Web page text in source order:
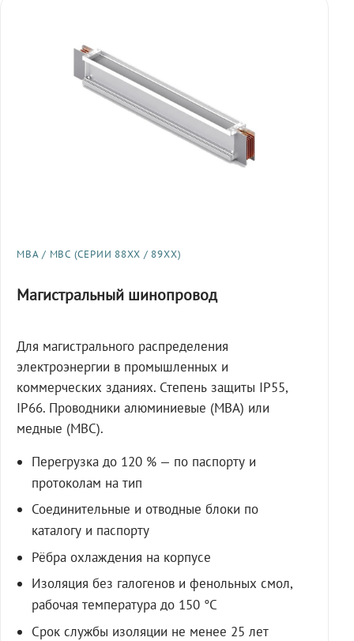
МВА / МВС (СЕРИИ 88XX / 89XX)
Магистральный шинопровод
Для магистрального распределения
электроэнергии в промышленных и
коммерческих зданиях. Степень защиты IP55,
IP66. Проводники алюминиевые (МВА) или
медные (МВС).
Перегрузка до 120 % — по паспорту и
протоколам на тип
Соединительные и отводные блоки по
каталогу и паспорту
Рёбра охлаждения на корпусе
Изоляция без галогенов и фенольных смол,
рабочая температура до 150 °C
Срок службы изоляции не менее 25 лет